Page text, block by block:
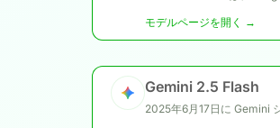
モデルページを開く →
Gemini 2.5 Flash